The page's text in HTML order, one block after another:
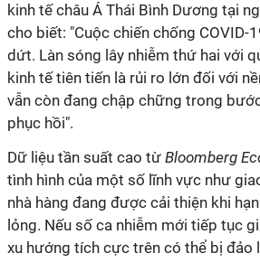
kinh tế châu Á Thái Bình Dương tại
cho biết: "Cuộc chiến chống COVID-
dứt. Làn sóng lây nhiễm thứ hai với
kinh tế tiên tiến là rủi ro lớn đối với
vẫn còn đang chập chững trong
phục hồi".
Dữ liệu tần suất cao từ Bloomberg
tình hình của một số lĩnh vực như
nhà hàng đang được cải thiện khi
lỏng. Nếu số ca nhiễm mới tiếp tục
xu hướng tích cực trên có thể bị đảo